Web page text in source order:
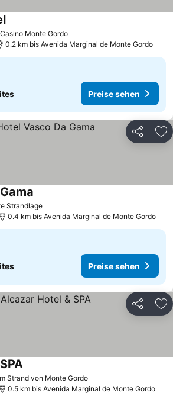
Monte Gordo
0.2 km bis Avenida Marginal de Monte Gordo
Preise sehen
Teilen
Strandlage
0.4 km bis Avenida Marginal de Monte Gordo
Preise sehen
Teilen
Strand von Monte Gordo
0.5 km bis Avenida Marginal de Monte Gordo